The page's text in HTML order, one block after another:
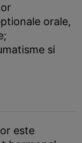
orale,
si
este